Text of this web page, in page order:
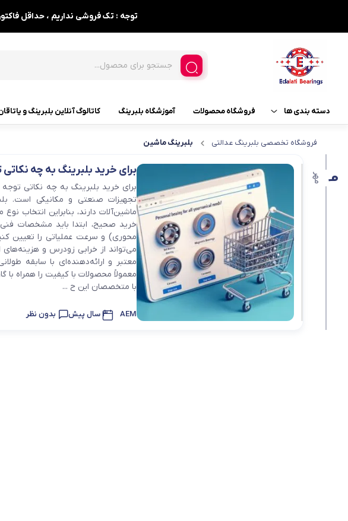
توجه : تک فروشی نداریم ، حداقل فاکتور 15 میلیون تومان ، قیمت ها در تاریخ 1405/04/29 بروزرسانی
دسته بندی ها
بلبرینگ و لوازم مربوطه بلبرینگ
بلبرینگ خود تنظیم
بلبرینگ تماس زاویه ای
بلبرینگ شیار عمیق
بلبرینگ قفلی
بلبرینگ های کفگرد 3 تیکه
بلبرینگ شعاعی
بلبرینگ شعاعی ( UC )
بلبرینگ های مصرفی خودرو
فروشگاه محصولات آموزشگاه بلبرینگ کاتالوگ آنلاین بلبرینگ و
فروشگاه تخصصی بلبرینگ عدالتی بلبرینگ ماشین
9 مهر
برای خرید بلبرینگ به چه
برای خرید بلبرینگ به چه نکاتی
تجهیزات صنعتی و مکانیکی است.
ماشین‌آلات دارند، بنابراین
خرید صحیح، ابتدا باید مشخصات فنی
محوری) و سرعت عملیاتی را تعیین
می‌تواند از خرابی زودرس و
معتبر و ارائه‌دهنده‌ای با سابقه
معمولاً محصولات با کیفیت را همراه
با متخصصان این ح ...
AEM 3 سال پیش بدون نظر